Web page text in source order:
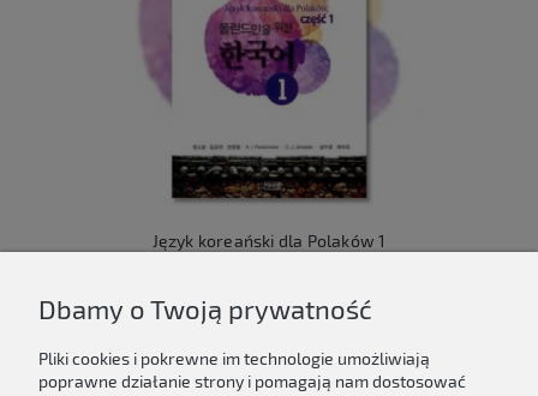
Język koreański dla Polaków 1
Do koszyka
Dbamy o Twoją prywatność
Pliki cookies i pokrewne im technologie umożliwiają
poprawne działanie strony i pomagają nam dostosować